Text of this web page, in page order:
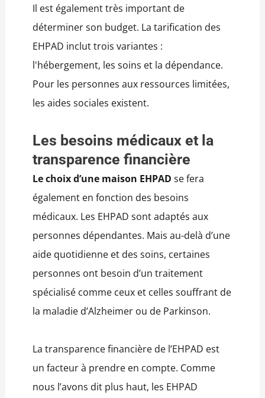
Il est également très important de
déterminer son budget. La tarification des
EHPAD inclut trois variantes :
l'hébergement, les soins et la dépendance.
Pour les personnes aux ressources limitées,
les aides sociales existent.
Les besoins médicaux et la
transparence financière
Le choix d’une maison EHPAD se fera
également en fonction des besoins
médicaux. Les EHPAD sont adaptés aux
personnes dépendantes. Mais au-delà d’une
aide quotidienne et des soins, certaines
personnes ont besoin d’un traitement
spécialisé comme ceux et celles souffrant de
la maladie d’Alzheimer ou de Parkinson.
La transparence financière de l’EHPAD est
un facteur à prendre en compte. Comme
nous l’avons dit plus haut, les EHPAD